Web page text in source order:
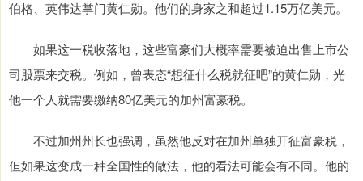
伯格、英伟达掌门黄仁勋。他们的身家之和超过1.15万亿美元。
如果这一税收落地，这些富豪们大概率需要被迫出售上市公
司股票来交税。例如，曾表态“想征什么税就征吧”的黄仁勋，光
他一个人就需要缴纳80亿美元的加州富豪税。
不过加州州长也强调，虽然他反对在加州单独开征富豪税，
但如果这变成一种全国性的做法，他的看法可能会有不同。他的